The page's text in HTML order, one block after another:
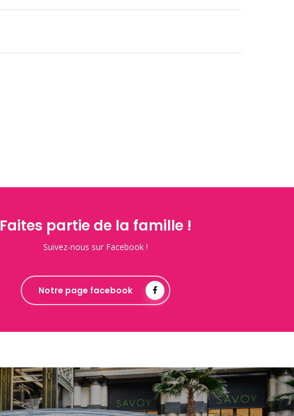
Faites partie de la famille !
Suivez-nous sur Facebook !
Notre page facebook